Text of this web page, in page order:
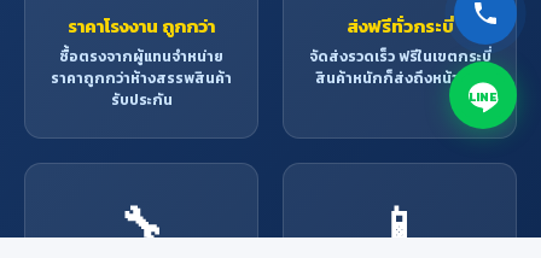
ราคาโรงงาน ถูกกว่า
ซื้อตรงจากผู้แทนจำหน่าย
ราคาถูกกว่าห้างสรรพสินค้า
รับประกัน
ส่งฟรีทั่วกระบี่
จัดส่งรวดเร็ว ฟรีในเขตกระบี่
สินค้าหนักก็ส่งถึงหน้าบ้าน
🔧 📱
LINE